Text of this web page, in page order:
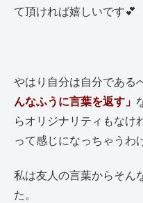
て頂ければ嬉しいです💕
やはり自分は自分である
んなふうに言葉を返す」
らオリジナリティもなけ
って感じになっちゃうわ
私は友人の言葉からそん
た。